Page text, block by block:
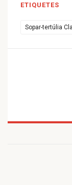
ETIQUETES
Sopar-tertúlia